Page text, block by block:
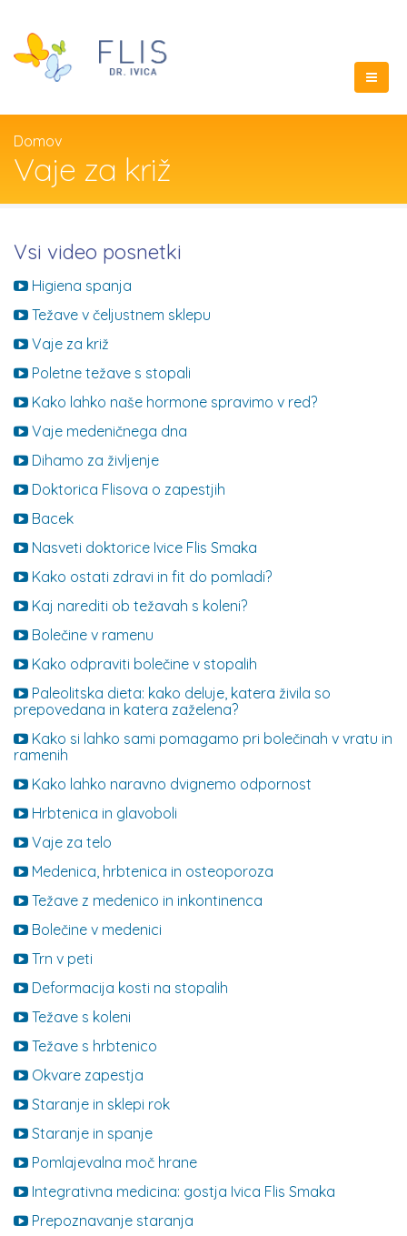
Domov
Vaje za križ
Vsi video posnetki
Higiena spanja
Težave v čeljustnem sklepu
Vaje za križ
Poletne težave s stopali
Kako lahko naše hormone spravimo v red?
Vaje medeničnega dna
Dihamo za življenje
Doktorica Flisova o zapestjih
Bacek
Nasveti doktorice Ivice Flis Smaka
Kako ostati zdravi in fit do pomladi?
Kaj narediti ob težavah s koleni?
Bolečine v ramenu
Kako odpraviti bolečine v stopalih
Paleolitska dieta: kako deluje, katera živila so
prepovedana in katera zaželena?
Kako si lahko sami pomagamo pri bolečinah v vratu in
ramenih
Kako lahko naravno dvignemo odpornost
Hrbtenica in glavoboli
Vaje za telo
Medenica, hrbtenica in osteoporoza
Težave z medenico in inkontinenca
Bolečine v medenici
Trn v peti
Deformacija kosti na stopalih
Težave s koleni
Težave s hrbtenico
Okvare zapestja
Staranje in sklepi rok
Staranje in spanje
Pomlajevalna moč hrane
Integrativna medicina: gostja Ivica Flis Smaka
Prepoznavanje staranja